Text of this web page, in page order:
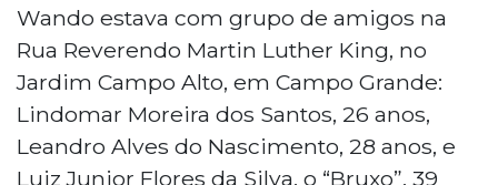
Wando estava com grupo de amigos na
Rua Reverendo Martin Luther King, no
Jardim Campo Alto, em Campo Grande:
Lindomar Moreira dos Santos, 26 anos,
Leandro Alves do Nascimento, 28 anos, e
Luiz Junior Flores da Silva, o “Bruxo”, 39